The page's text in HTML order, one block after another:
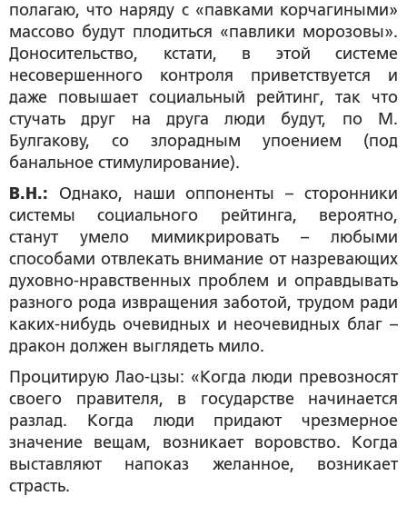
полагаю, что наряду с «павками корчагиными»
массово будут плодиться «павлики морозовы».
Доносительство, кстати, в этой системе
несовершенного контроля приветствуется и
даже повышает социальный рейтинг, так что
стучать друг на друга люди будут, по М.
Булгакову, со злорадным упоением (под
банальное стимулирование).
В.Н.: Однако, наши оппоненты – сторонники
системы социального рейтинга, вероятно,
станут умело мимикрировать – любыми
способами отвлекать внимание от назревающих
духовно-нравственных проблем и оправдывать
разного рода извращения заботой, трудом ради
каких-нибудь очевидных и неочевидных благ –
дракон должен выглядеть мило.
Процитирую Лао-цзы: «Когда люди превозносят
своего правителя, в государстве начинается
разлад. Когда люди придают чрезмерное
значение вещам, возникает воровство. Когда
выставляют напоказ желанное, возникает
страсть.